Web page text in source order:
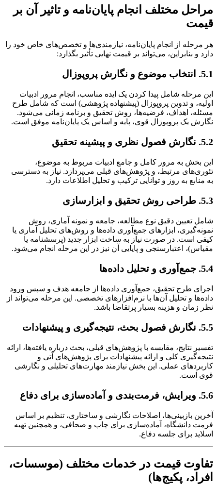
مراحل مختلف انجام پایان‌نامه و تاثیر آن بر
قیمت
هر مرحله از انجام پایان‌نامه، نیازمندی‌ها و تخصص‌های خاص خود را
دارد و بنابراین، می‌تواند بر قیمت نهایی تأثیر بگذارد:
5.1. انتخاب موضوع و نگارش پروپوزال
این مرحله شامل پیدا کردن یک ایده مناسب، انجام مرور ادبیات
اولیه، و تدوین پروپوزال (پیشنهاده پژوهشی) است که شامل طرح
مسئله، اهداف، فرضیه‌ها، روش تحقیق و برنامه زمانی می‌شود.
نگارش یک پروپوزال قوی، پایه و اساس یک پایان‌نامه موفق است.
5.2. نگارش فصول نظری و پیشینه تحقیق
این بخش به مرور کامل و جامع ادبیات مربوط به موضوع،
تئوری‌های مرتبط، و پژوهش‌های قبلی می‌پردازد. نیاز به دسترسی
به منابع به روز و توانایی ترکیب و تحلیل اطلاعات دارد.
5.3. طراحی روش تحقیق و ابزارسازی
شامل تعیین دقیق نوع مطالعه، جامعه و نمونه آماری، روش
نمونه‌گیری، ابزارهای جمع‌آوری داده‌ها و روش‌های تحلیل آماری یا
کیفی است. در صورت نیاز به ساخت ابزار جدید (پرسشنامه یا
مقیاس)، اعتبارسنجی و پایایی آن نیز در این مرحله انجام می‌شود.
5.4. جمع‌آوری و تحلیل داده‌ها
اجرای طرح تحقیق، جمع‌آوری داده‌ها از جامعه هدف و سپس ورود
داده‌ها و تحلیل آن‌ها با نرم‌افزارهای تخصصی. این مرحله می‌تواند از
نظر زمان و هزینه بسیار پرتقاضا باشد.
5.5. نگارش فصول بحث، نتیجه‌گیری و پیشنهادات
تفسیر نتایج، مقایسه با پژوهش‌های قبلی، بحث درباره یافته‌ها، ارائه
نتیجه‌گیری کلی و ارائه پیشنهادات برای پژوهش‌های آتی و
کاربردهای عملی. این بخش نیازمند مهارت‌های تحلیلی و نگارشی
قوی است.
5.6. ویرایش، فرمت‌بندی و آماده‌سازی برای دفاع
آخرین بازبینی‌ها، اصلاحات نگارشی و ساختاری، تنظیم بر اساس
فرمت دانشگاه، آماده‌سازی برای چاپ و صحافی، و همچنین تهیه
اسلاید برای جلسه دفاع.
تفاوت قیمت در خدمات مختلف (موسسات،
افراد، پکیج‌ها)